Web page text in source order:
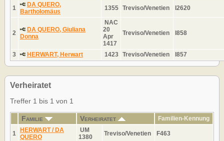
1
DA QUERO,
Bartholomäus
1355 Treviso/Venetien I2620
2
DA QUERO, Giuliana
Donna
NAC
20
Apr
1417
Treviso/Venetien I858
3 HERWART, Herwart 1423 Treviso/Venetien I857
Verheiratet
Treffer 1 bis 1 von 1
Familie Verheiratet Familien-Kennung
1 HERWART / DA
QUERO
UM
1380
Treviso/Venetien F463